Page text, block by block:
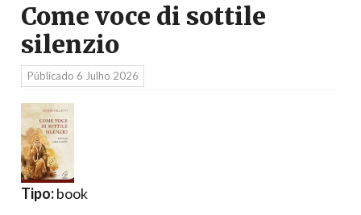
Come voce di sottile
silenzio
Públicado 6 Julho 2026
Tipo:book